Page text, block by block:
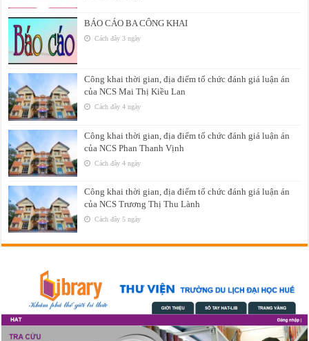
BÁO CÁO BA CÔNG KHAI
Cách đây 3 ngày
Công khai thời gian, địa điểm tổ chức đánh giá luận án
của NCS Mai Thị Kiều Lan
Cách đây 4 ngày
Công khai thời gian, địa điểm tổ chức đánh giá luận án
của NCS Phan Thanh Vịnh
Cách đây 4 ngày
Công khai thời gian, địa điểm tổ chức đánh giá luận án
của NCS Trương Thị Thu Lành
Cách đây 5 ngày